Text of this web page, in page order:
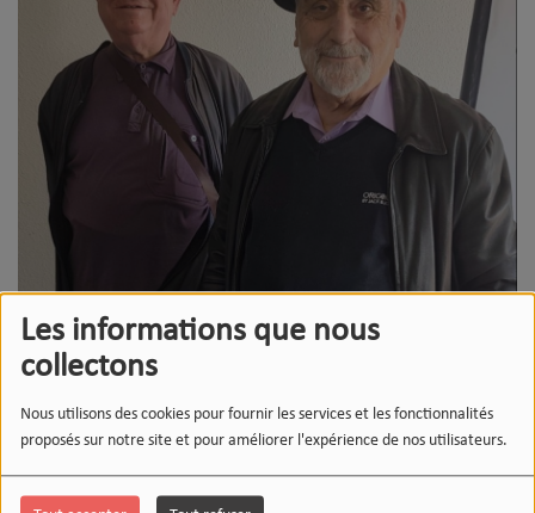
Les informations que nous
collectons
Nous utilisons des cookies pour fournir les services et les fonctionnalités
proposés sur notre site et pour améliorer l'expérience de nos utilisateurs.